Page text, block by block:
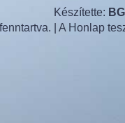
Készítette:
| A Honlap